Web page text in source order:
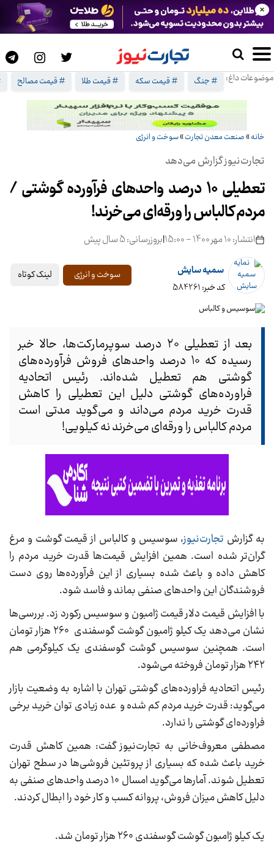
موضوعات داغ: # جنگ # قیمت سکه # قیمت طلا # قیمت مصالح
×
خانه» صنعت معدن تجارت»سوخت و انرژی
تجارت‌نیوز گزارش می‌دهد
تعطیلی ۱۰ درصد واحدهای فرآورده گوشتی /
مردم کالباس را ورقه‌ای می‌خرند!
انتشار: 10 مهر 1400 - 15:00 |بروزرسانی: 5 سال پیش
سمیه سایش
کد خبر: 584261
سوخت و انرژی لینک کوتاه
بعد از تعطیلی ۲۰ درصد سوپرمارکت‌ها، حالا خبر
رسیده که ۱۰ درصد واحدهای فروش فرآورده‌های
گوشتی هم تعطیل شده‌اند. رئیس اتحادیه
فراورده‌های گوشتی دلیل این تعطیلی را کاهش
قدرت خرید مردم می‌داند و می‌گوید مدتی است
مردم کالباس را ورقه‌ای می‌خرند نه کیلویی!
به گزارش تجارت‌نیوز، سوسیس و کالباس از قیمت گوشت و مرغ
گران‌تر شده است. همین افزایش قیمت‌ها قدرت خرید مردم را
کاهش داده و باعث شده بسیاری از این فرآورده‌ها روی دست
فروشندگان این واحدهای صنفی بماند و فاسد شود.
با افزایش قیمت دلار قیمت ژامبون و سوسیس رکورد زد. بررسی‌ها
نشان می‌دهد یک کیلو ژامبون گوشت گوسفندی ۲۶۰ هزار تومان
است. همچنین سوسیس گوشت گوسفندی یک کیلوگرمی هم
۲۴۲ هزار تومان فروخته می‌شود.
رئیس اتحادیه فراورده‌های گوشتی تهران با اشاره به وضعیت بازار
می‌گوید: قدرت خرید مردم کم شده و عده زیادی توان خرید برخی
فراورده‌ای گوشتی را ندارد.
مصطفی معروف‌خانی به تجارت‌نیوز گفت: همین کاهش قدرت
خرید باعث شده که بسیاری از پروتئین فروشی‌ها در سطح تهران
تعطیل شوند. آمارها می‌گوید امسال ۱۰ درصد واحدهای صنفی به
دلیل کاهش میزان فروش، پروانه کسب و کار خود را ابطال کردند.
یک کیلو ژامبون گوشت گوسفندی ۲۶۰ هزار تومان شد.